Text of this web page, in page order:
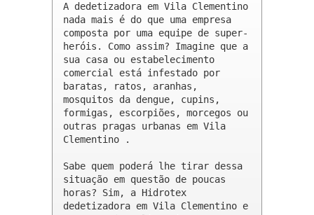
A dedetizadora em Vila Clementino
nada mais é do que uma empresa
composta por uma equipe de super-
heróis. Como assim? Imagine que a
sua casa ou estabelecimento
comercial está infestado por
baratas, ratos, aranhas,
mosquitos da dengue, cupins,
formigas, escorpiões, morcegos ou
outras pragas urbanas em Vila
Clementino .
Sabe quem poderá lhe tirar dessa
situação em questão de poucas
horas? Sim, a Hidrotex
dedetizadora em Vila Clementino e